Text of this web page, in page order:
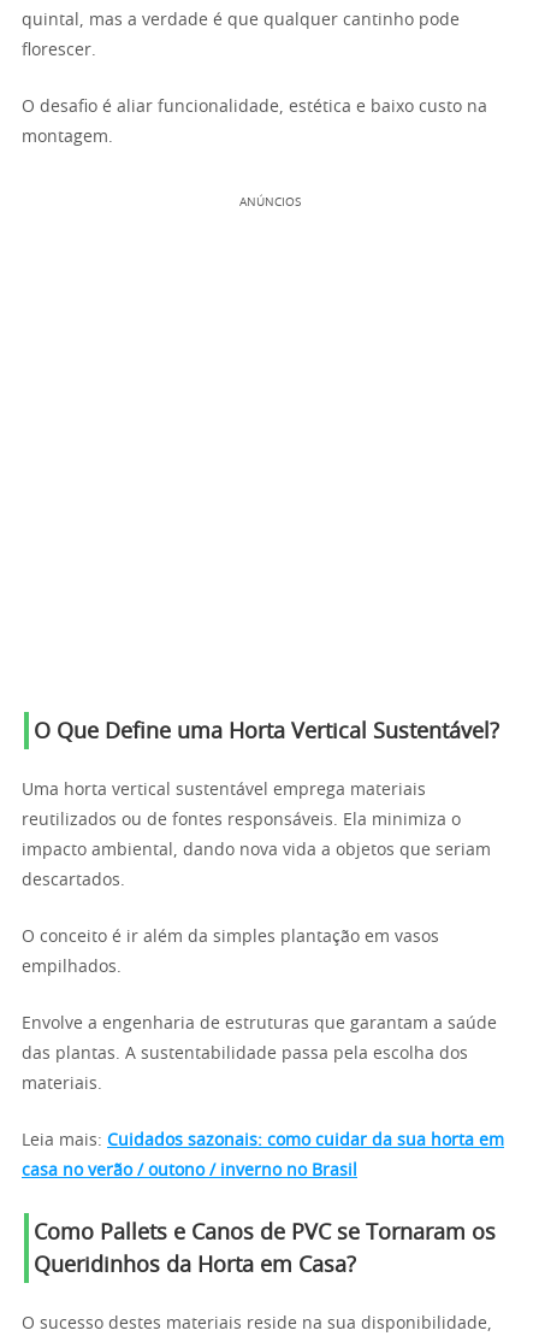
quintal, mas a verdade é que qualquer cantinho pode
florescer.
O desafio é aliar funcionalidade, estética e baixo custo na
montagem.
ANÚNCIOS
O Que Define uma Horta Vertical Sustentável?
Uma horta vertical sustentável emprega materiais
reutilizados ou de fontes responsáveis. Ela minimiza o
impacto ambiental, dando nova vida a objetos que seriam
descartados.
O conceito é ir além da simples plantação em vasos
empilhados.
Envolve a engenharia de estruturas que garantam a saúde
das plantas. A sustentabilidade passa pela escolha dos
materiais.
Leia mais: Cuidados sazonais: como cuidar da sua horta em
casa no verão / outono / inverno no Brasil
Como Pallets e Canos de PVC se Tornaram os
Queridinhos da Horta em Casa?
O sucesso destes materiais reside na sua disponibilidade,